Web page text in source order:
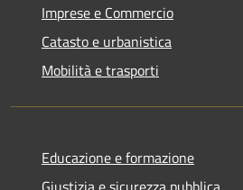
Imprese e Commercio
Catasto e urbanistica
Mobilità e trasporti
Educazione e formazione